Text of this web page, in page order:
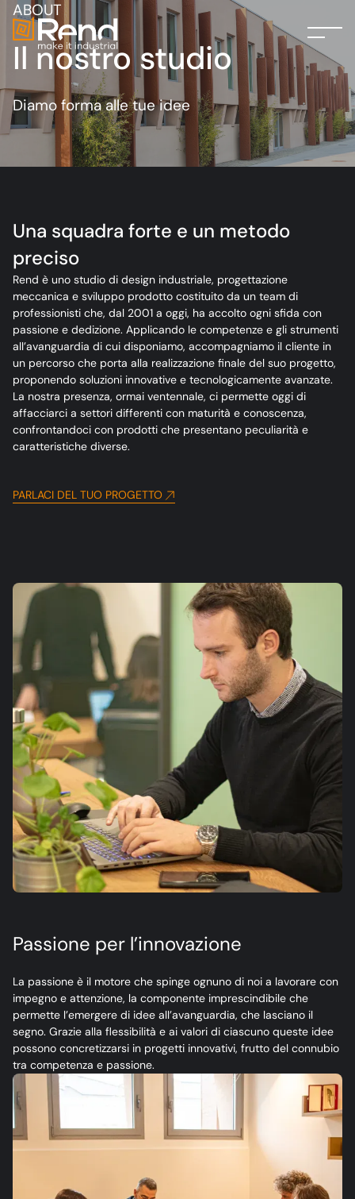
ABOUT
Il nostro studio
Diamo forma alle tue idee
Una squadra forte e un metodo
preciso
Rend è uno studio di design industriale, progettazione
meccanica e sviluppo prodotto costituito da un team di
professionisti che, dal 2001 a oggi, ha accolto ogni sfida con
passione e dedizione. Applicando le competenze e gli strumenti
all’avanguardia di cui disponiamo, accompagniamo il cliente in
un percorso che porta alla realizzazione finale del suo progetto,
proponendo soluzioni innovative e tecnologicamente avanzate.
La nostra presenza, ormai ventennale, ci permette oggi di
affacciarci a settori differenti con maturità e conoscenza,
confrontandoci con prodotti che presentano peculiarità e
caratteristiche diverse.
PARLACI DEL TUO PROGETTO
Passione per l’innovazione
La passione è il motore che spinge ognuno di noi a lavorare con
impegno e attenzione, la componente imprescindibile che
permette l’emergere di idee all’avanguardia, che lasciano il
segno. Grazie alla flessibilità e ai valori di ciascuno queste idee
possono concretizzarsi in progetti innovativi, frutto del connubio
tra competenza e passione.